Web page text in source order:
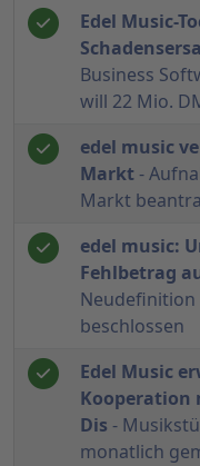
Edel Music-
Business
will 22 Mio.
edel music
Markt -
Markt
edel music:
Fehlbetrag
Neudefinition
beschlossen
Edel Music
Kooperation
Dis -
monatlich